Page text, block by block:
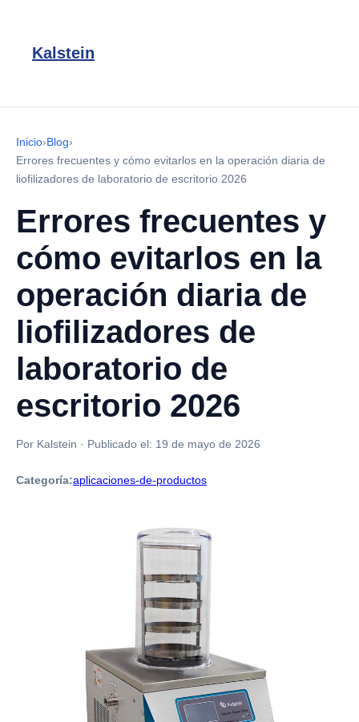
Kalstein
Inicio›Blog›
Errores frecuentes y cómo evitarlos en la operación diaria de
liofilizadores de laboratorio de escritorio 2026
Errores frecuentes y
cómo evitarlos en la
operación diaria de
liofilizadores de
laboratorio de
escritorio 2026
Por Kalstein · Publicado el: 19 de mayo de 2026
Categoría:aplicaciones-de-productos